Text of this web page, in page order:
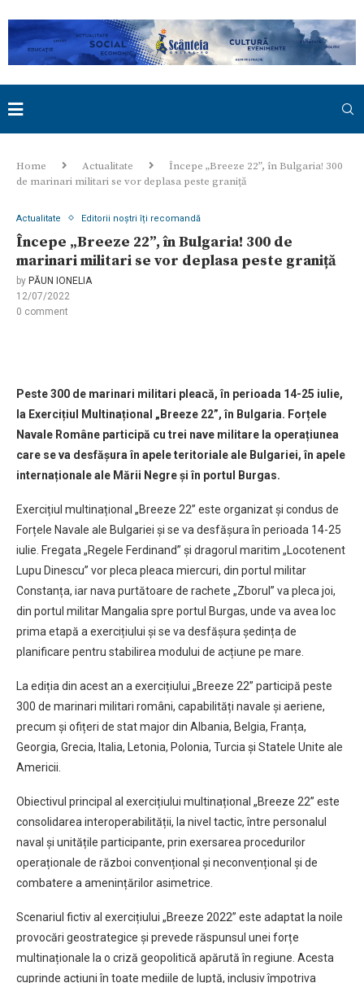
Home Actualitate
Începe „Breeze 22”, în Bulgaria! 300
de marinari militari se vor deplasa peste graniță
Actualitate Editorii noștri îți recomandă
Începe „Breeze 22”, în Bulgaria! 300 de
marinari militari se vor deplasa peste graniță
by PĂUN IONELIA
12/07/2022
0 comment
Peste 300 de marinari militari pleacă, în perioada 14-25 iulie,
la Exercițiul Multinațional „Breeze 22”, în Bulgaria. Forțele
Navale Române participă cu trei nave militare la operațiunea
care se va desfășura în apele teritoriale ale Bulgariei, în apele
internaționale ale Mării Negre și în portul Burgas.
Exercițiul multinațional „Breeze 22” este organizat și condus de
Forțele Navale ale Bulgariei și se va desfășura în perioada 14-25
iulie. Fregata „Regele Ferdinand” și dragorul maritim „Locotenent
Lupu Dinescu” vor pleca pleaca miercuri, din portul militar
Constanța, iar nava purtătoare de rachete „Zborul” va pleca joi,
din portul militar Mangalia spre portul Burgas, unde va avea loc
prima etapă a exercițiului și se va desfășura ședința de
planificare pentru stabilirea modului de acțiune pe mare.
La ediția din acest an a exercițiului „Breeze 22” participă peste
300 de marinari militari români, capabilități navale și aeriene,
precum și ofițeri de stat major din Albania, Belgia, Franța,
Georgia, Grecia, Italia, Letonia, Polonia, Turcia și Statele Unite ale
Americii.
Obiectivul principal al exercițiului multinațional „Breeze 22” este
consolidarea interoperabilității, la nivel tactic, între personalul
naval și unitățile participante, prin exersarea procedurilor
operaționale de război convențional și neconvențional și de
combatere a amenințărilor asimetrice.
Scenariul fictiv al exercițiului „Breeze 2022” este adaptat la noile
provocări geostrategice și prevede răspunsul unei forțe
multinaționale la o criză geopolitică apărută în regiune. Acesta
cuprinde acțiuni în toate mediile de luptă, inclusiv împotriva